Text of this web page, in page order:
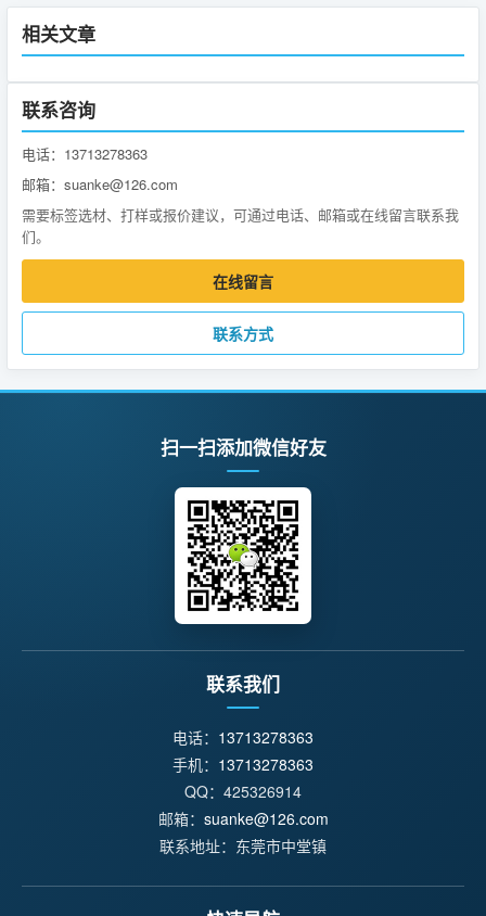
相关文章
联系咨询
电话：13713278363
邮箱：suanke@126.com
需要标签选材、打样或报价建议，可通过电话、邮箱或在线留言联系我
们。
在线留言
联系方式
扫一扫添加微信好友
联系我们
电话： 13713278363
手机： 13713278363
QQ：425326914
邮箱： suanke@126.com
联系地址：东莞市中堂镇